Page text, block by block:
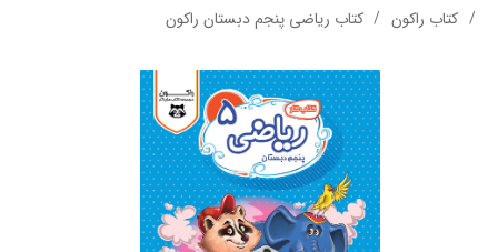
کتاب راکون کتاب ریاضی پنجم دبستان راکون